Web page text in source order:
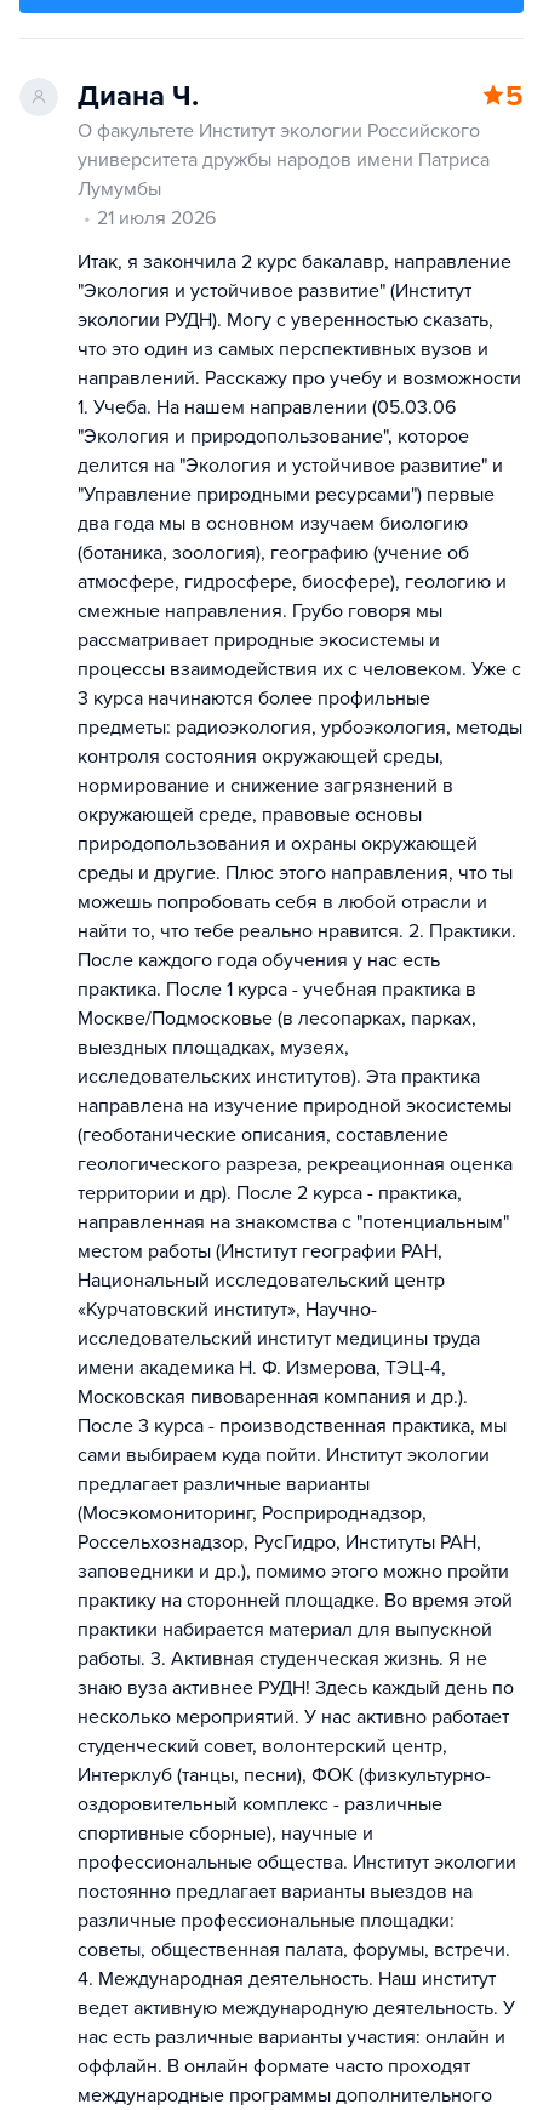
Диана Ч. 5
О факультете Институт экологии Российского
университета дружбы народов имени Патриса
Лумумбы
21 июля 2026
Итак, я закончила 2 курс бакалавр, направление
"Экология и устойчивое развитие" (Институт
экологии РУДН). Могу с уверенностью сказать,
что это один из самых перспективных вузов и
направлений. Расскажу про учебу и возможности
1. Учеба. На нашем направлении (05.03.06
"Экология и природопользование", которое
делится на "Экология и устойчивое развитие" и
"Управление природными ресурсами") первые
два года мы в основном изучаем биологию
(ботаника, зоология), географию (учение об
атмосфере, гидросфере, биосфере), геологию и
смежные направления. Грубо говоря мы
рассматривает природные экосистемы и
процессы взаимодействия их с человеком. Уже с
3 курса начинаются более профильные
предметы: радиоэкология, урбоэкология, методы
контроля состояния окружающей среды,
нормирование и снижение загрязнений в
окружающей среде, правовые основы
природопользования и охраны окружающей
среды и другие. Плюс этого направления, что ты
можешь попробовать себя в любой отрасли и
найти то, что тебе реально нравится. 2. Практики.
После каждого года обучения у нас есть
практика. После 1 курса - учебная практика в
Москве/Подмосковье (в лесопарках, парках,
выездных площадках, музеях,
исследовательских институтов). Эта практика
направлена на изучение природной экосистемы
(геоботанические описания, составление
геологического разреза, рекреационная оценка
территории и др). После 2 курса - практика,
направленная на знакомства с "потенциальным"
местом работы (Институт географии РАН,
Национальный исследовательский центр
«Курчатовский институт», Научно-
исследовательский институт медицины труда
имени академика Н. Ф. Измерова, ТЭЦ-4,
Московская пивоваренная компания и др.).
После 3 курса - производственная практика, мы
сами выбираем куда пойти. Институт экологии
предлагает различные варианты
(Мосэкомониторинг, Росприроднадзор,
Россельхознадзор, РусГидро, Институты РАН,
заповедники и др.), помимо этого можно пройти
практику на сторонней площадке. Во время этой
практики набирается материал для выпускной
работы. 3. Активная студенческая жизнь. Я не
знаю вуза активнее РУДН! Здесь каждый день по
несколько мероприятий. У нас активно работает
студенческий совет, волонтерский центр,
Интерклуб (танцы, песни), ФОК (физкультурно-
оздоровительный комплекс - различные
спортивные сборные), научные и
профессиональные общества. Институт экологии
постоянно предлагает варианты выездов на
различные профессиональные площадки:
советы, общественная палата, форумы, встречи.
4. Международная деятельность. Наш институт
ведет активную международную деятельность. У
нас есть различные варианты участия: онлайн и
оффлайн. В онлайн формате часто проходят
международные программы дополнительного